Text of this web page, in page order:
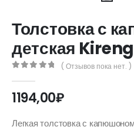
Толстовка с
детская
( Отзывов пока нет. )
1194,00₽
Легкая толстовка с